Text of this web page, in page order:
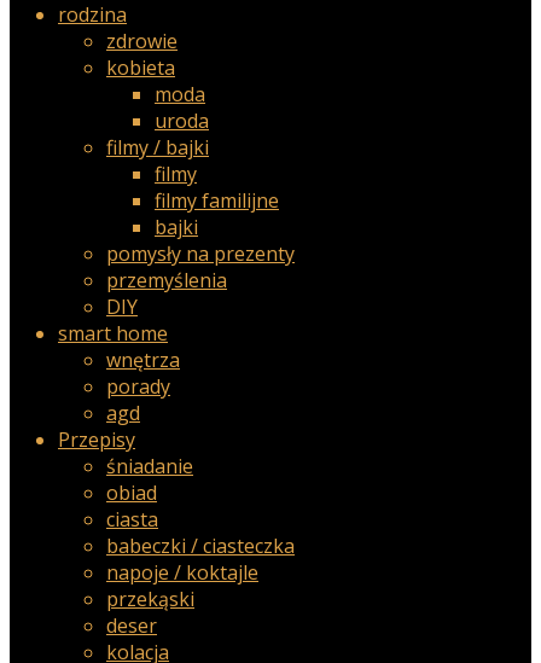
rodzina
zdrowie
kobieta
moda
uroda
filmy / bajki
filmy
filmy familijne
bajki
pomysły na prezenty
przemyślenia
DIY
smart home
wnętrza
porady
agd
Przepisy
śniadanie
obiad
ciasta
babeczki / ciasteczka
napoje / koktajle
przekąski
deser
kolacja